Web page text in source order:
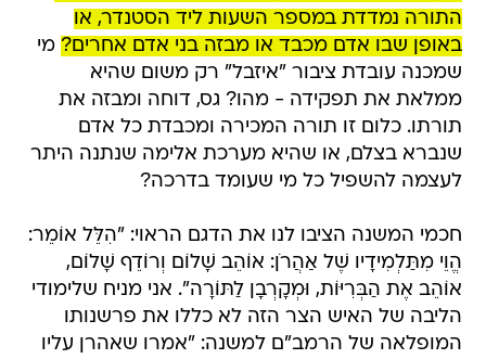
התורה נמדדת במספר השעות ליד הסטנדר, או
באופן שבו אדם מכבד או מבזה בני אדם אחרים? מי
שמכנה עובדת ציבור "איזבל" רק משום שהיא
ממלאת את תפקידה - מהו? גס, דוחה ומבזה את
תורתו. כלום זו תורה המכירה ומכבדת כל אדם
שנברא בצלם, או שהיא מערכת אלימה שנתנה היתר
לעצמה להשפיל כל מי שעומד בדרכה?
חכמי המשנה הציבו לנו את הדגם הראוי: "הִלֵּל אוֹמֵר:
הֱוֵי מִתַּלְמִידָיו שֶׁל אַהֲרֹן: אוֹהֵב שָׁלוֹם וְרוֹדֵף שָׁלוֹם,
אוֹהֵב אֶת הַבְּרִיּוֹת, וּמְקָרְבָן לַתּוֹרָה". אני מניח שלימודי
הליבה של האיש הצר הזה לא כללו את פרשנותו
המופלאה של הרמב"ם למשנה: "אמרו שאהרן עליו